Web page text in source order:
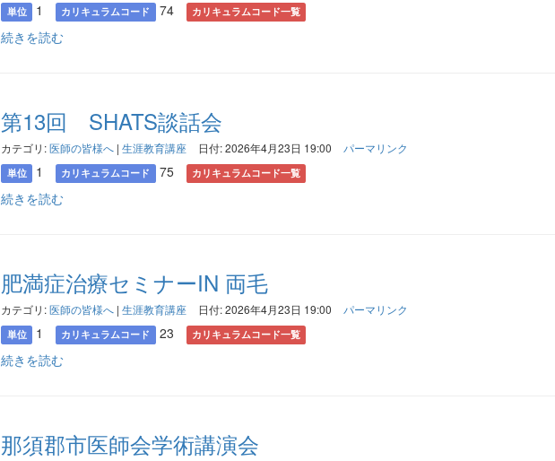
単位 1 カリキュラムコード 74 カリキュラムコード一覧
続きを読む
第13回 SHATS談話会
カテゴリ:医師の皆様へ |生涯教育講座 日付: 2026年4月23日 19:00 パーマリンク
単位 1 カリキュラムコード 75 カリキュラムコード一覧
続きを読む
肥満症治療セミナーIN 両毛
カテゴリ:医師の皆様へ |生涯教育講座 日付: 2026年4月23日 19:00 パーマリンク
単位 1 カリキュラムコード 23 カリキュラムコード一覧
続きを読む
那須郡市医師会学術講演会